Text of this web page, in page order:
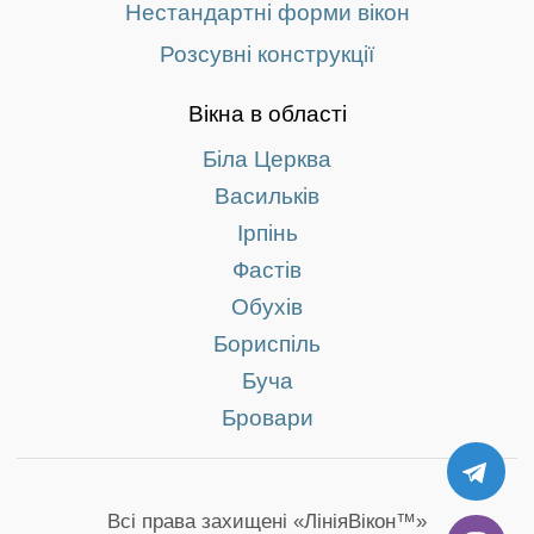
Нестандартні форми вікон
Розсувні конструкції
Вікна в області
Біла Церква
Васильків
Ірпінь
Фастів
Обухів
Бориспіль
Буча
Бровари
Всі права захищені «ЛініяВікон™»